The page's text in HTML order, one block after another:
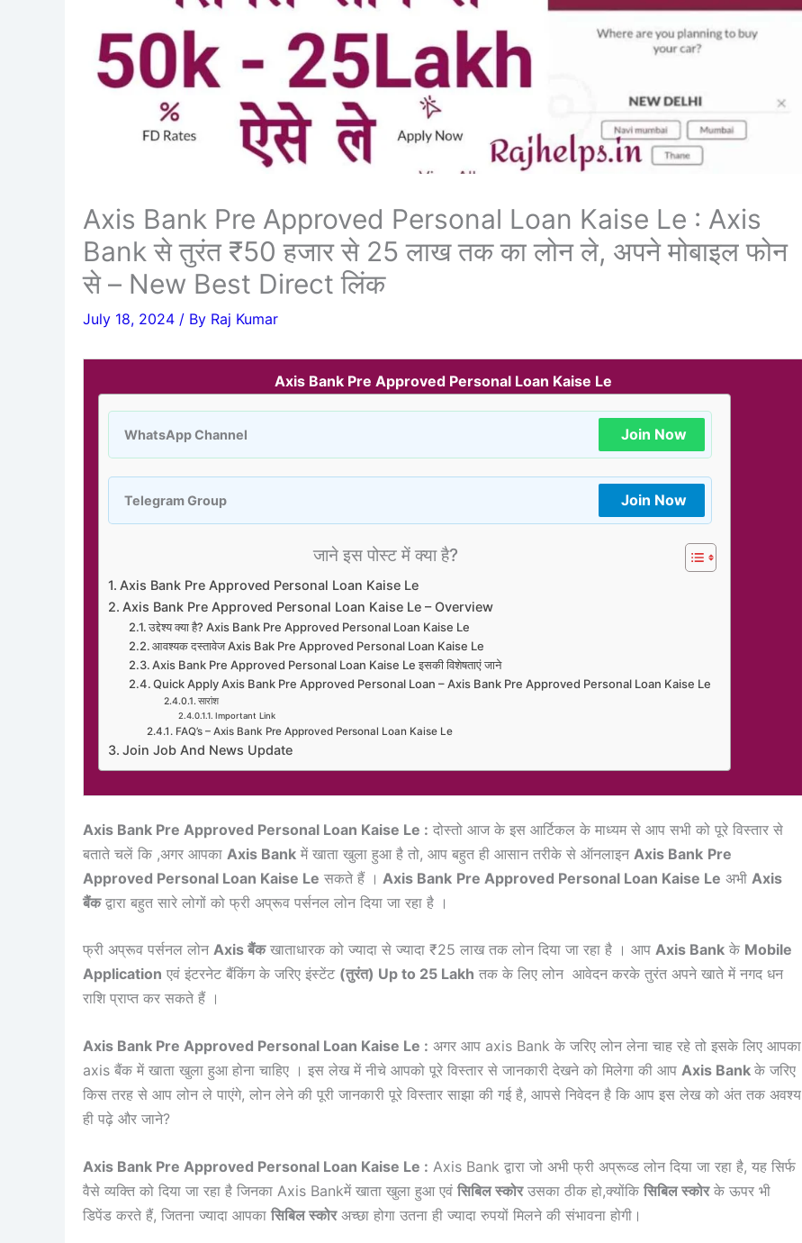
Axis Bank Pre Approved Personal Loan Kaise Le : Axis
Bank से तुरंत ₹50 हजार से 25 लाख तक का लोन ले, अपने मोबाइल फोन
से – New Best Direct लिंक
July 18, 2024 / By Raj Kumar
Axis Bank Pre Approved Personal Loan Kaise Le
WhatsApp Channel Join Now
Telegram Group Join Now
जाने इस पोस्ट में क्या है?
Axis Bank Pre Approved Personal Loan Kaise Le
Axis Bank Pre Approved Personal Loan Kaise Le – Overview
उद्देश्य क्या है? Axis Bank Pre Approved Personal Loan Kaise Le
आवश्यक दस्तावेज Axis Bak Pre Approved Personal Loan Kaise Le
Axis Bank Pre Approved Personal Loan Kaise Le इसकी विशेषताएं जाने
Quick Apply Axis Bank Pre Approved Personal Loan – Axis Bank Pre Approved Personal Loan Kaise Le
सारांश
Important Link
FAQ’s – Axis Bank Pre Approved Personal Loan Kaise Le
Join Job And News Update
Axis Bank Pre Approved Personal Loan Kaise Le : दोस्तो आज के इस आर्टिकल के माध्यम से आप सभी को पूरे विस्तार से
बताते चलें कि ,अगर आपका Axis Bank में खाता खुला हुआ है तो, आप बहुत ही आसान तरीके से ऑनलाइन Axis Bank Pre
Approved Personal Loan Kaise Le सकते हैं । Axis Bank Pre Approved Personal Loan Kaise Le अभी Axis
बैंकद्वारा बहुत सारे लोगों को फ्री अप्रूव पर्सनल लोन दिया जा रहा है ।
फ्री अप्रूव पर्सनल लोन Axis बैंकखाताधारक को ज्यादा से ज्यादा ₹25 लाख तक लोन दिया जा रहा है । आप Axis Bank के Mobile
Application एवं इंटरनेट बैंकिंग के जरिए इंस्टेंट (तुरंत) Up to 25 Lakh तक के लिए लोन आवेदन करके तुरंत अपने खाते में नगद धन
राशि प्राप्त कर सकते हैं ।
Axis Bank Pre Approved Personal Loan Kaise Le : अगर आप axis Bank के जरिए लोन लेना चाह रहे तो इसके लिए आपका
axis बैंक में खाता खुला हुआ होना चाहिए । इस लेख में नीचे आपको पूरे विस्तार से जानकारी देखने को मिलेगा की आप Axis Bank के जरिए
किस तरह से आप लोन ले पाएंगे, लोन लेने की पूरी जानकारी पूरे विस्तार साझा की गई है, आपसे निवेदन है कि आप इस लेख को अंत तक अवश्य
ही पढ़े और जाने?
Axis Bank Pre Approved Personal Loan Kaise Le : Axis Bank द्वारा जो अभी फ्री अप्रूव्ड लोन दिया जा रहा है, यह सिर्फ
वैसे व्यक्ति को दिया जा रहा है जिनका Axis Bankमें खाता खुला हुआ एवं सिबिल स्कोरउसका ठीक हो,क्योंकि सिबिल स्कोरके ऊपर भी
डिपेंड करते हैं, जितना ज्यादा आपका सिबिल स्कोरअच्छा होगा उतना ही ज्यादा रुपयों मिलने की संभावना होगी।